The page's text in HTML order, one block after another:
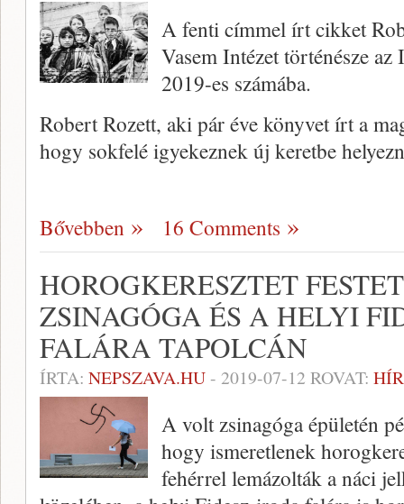
A fenti címmel írt cikket
Vasem Intézet történésze
2019-es számába.
Robert Rozett, aki pár éve könyvet írt a
hogy sokfelé igyekeznek új keretbe
Bővebben 16 Comments
HOROGKERESZTET
ZSINAGÓGA ÉS A HELYI
FALÁRA TAPOLCÁN
ÍRTA: NEPSZAVA.HU- 2019-07-12 ROVAT:
A volt zsinagóga épületén
hogy ismeretlenek
fehérrel lemázolták a náci